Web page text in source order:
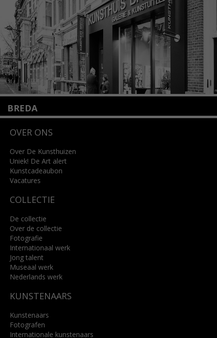
Lees meer
BREDA
4818 SB Breda
info@kunsthuisbreda.nl
Lees meer
OVER ONS
Over De Kunsthuizen
Uniek! De Art alert
Kunstcadeaubon
Vacatures
COLLECTIE
De collectie
Over de collectie
Fotografie
Internationaal werk
Jong talent
Museaal werk
Nederlands werk
KUNSTENAARS
Kunstenaars
Fotografen
Internationale kunstenaars